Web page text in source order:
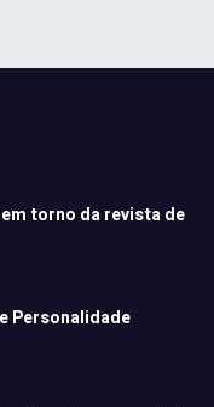
torno da revista de
Personalidade